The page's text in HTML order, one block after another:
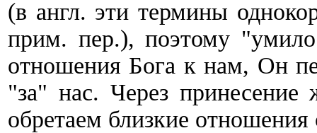
(в англ. эти термины
прим. пер.), поэтому
отношения Бога к нам, Он
"за" нас. Через
обретаем близкие